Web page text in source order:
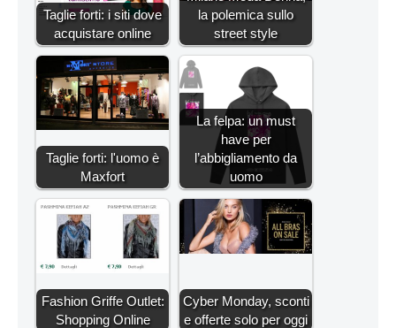
Taglie forti: i siti dove
acquistare online
la polemica sullo
street style
Taglie forti: l'uomo è
Maxfort
La felpa: un must
have per
l’abbigliamento da
uomo
Fashion Griffe Outlet:
Shopping Online
Cyber Monday, sconti
e offerte solo per oggi